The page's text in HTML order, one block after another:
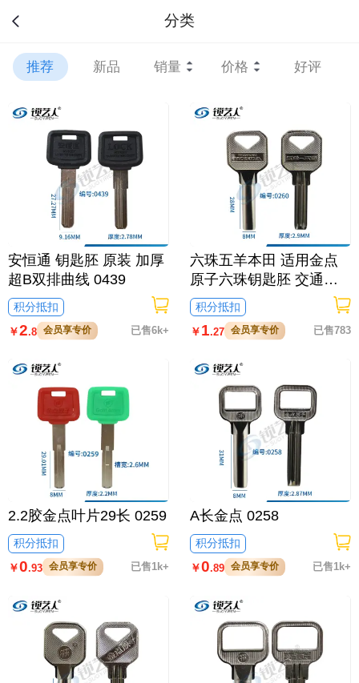
分类
推荐 新品 销量 价格 好评
安恒通 钥匙胚 原装 加厚
超B双排曲线 0439
积分抵扣
￥2.8 会员享专价 已售6k+
2.2胶金点叶片29长 0259
积分抵扣
￥0.93 会员享专价 已售1k+
六珠五羊本田 适用金点
原子六珠钥匙胚 交通锁
钥匙五杨 源点钥匙 0260
积分抵扣
￥1.27 会员享专价 已售783
A长金点 0258
积分抵扣
￥0.89 会员享专价 已售1k+